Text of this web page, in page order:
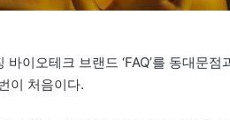
이오테크 브랜드 ‘FAQ’를 동대문
이 처음이다.